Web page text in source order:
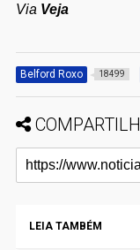
Via Veja
Belford Roxo 18499
LEIA TAMBÉM